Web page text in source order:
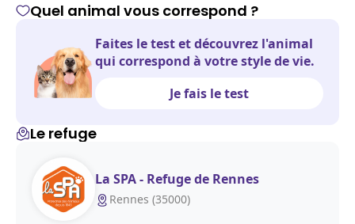
Quel animal vous correspond ?
Faites le test et découvrez l'animal
qui correspond à votre style de vie.
Je fais le test
Le refuge
La SPA - Refuge de Rennes
Rennes (35000)